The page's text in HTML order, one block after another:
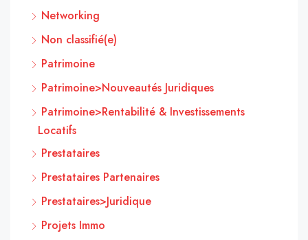
Networking
Non classifié(e)
Patrimoine
Patrimoine>Nouveautés Juridiques
Patrimoine>Rentabilité & Investissements
Locatifs
Prestataires
Prestataires Partenaires
Prestataires>Juridique
Projets Immo